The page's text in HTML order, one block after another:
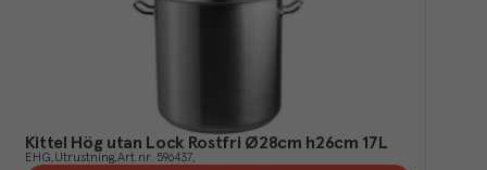
Kittel Hög utan Lock Rostfri Ø28cm h26cm 17L
EHG Utrustning Art.nr. 596437